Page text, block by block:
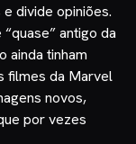
divide opiniões.
antigo da
ainda tinham
filmes da Marvel
novos,
por vezes